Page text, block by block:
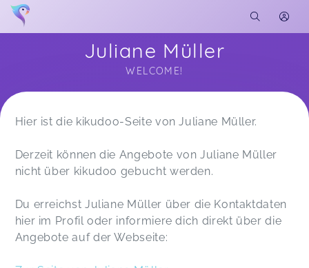
Juliane Müller
WELCOME!
Soon you will learn more about me here...
Hier ist die kikudoo-Seite von Juliane Müller.
Derzeit können die Angebote von Juliane Müller
nicht über kikudoo gebucht werden.
Du erreichst Juliane Müller über die Kontaktdaten
hier im Profil oder informiere dich direkt über die
Angebote auf der Webseite: